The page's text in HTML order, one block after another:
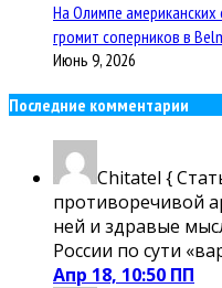
На Олимпе
громит соперников в
Июнь 9, 2026
Последние комментарии
Chitatel {
противоречивой
ней и здравые
России по сути
Апр 18, 10:50 ПП